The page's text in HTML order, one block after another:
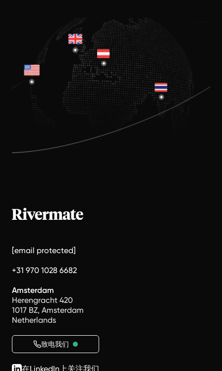
[email protected]
+31 970 1028 6682
Amsterdam
Herengracht 420
1017 BZ, Amsterdam
Netherlands
致电我们
在LinkedIn上关注我们